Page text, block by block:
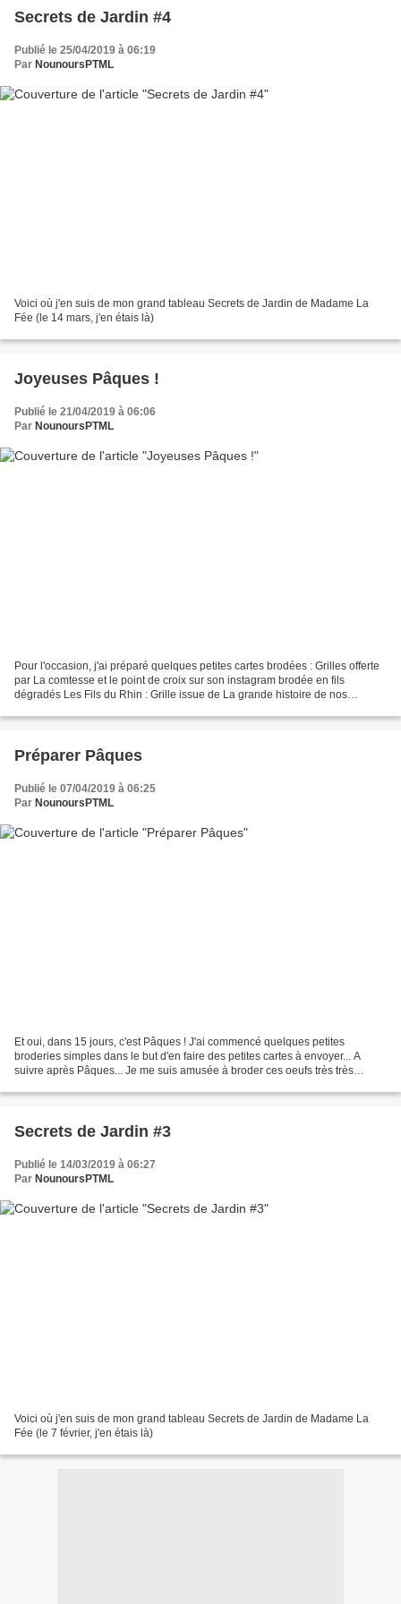
Secrets de Jardin #4
Publié le 25/04/2019 à 06:19
Par NounoursPTML
Voici où j'en suis de mon grand tableau Secrets de Jardin de Madame La
Fée (le 14 mars, j'en étais là)
Joyeuses Pâques !
Publié le 21/04/2019 à 06:06
Par NounoursPTML
Pour l'occasion, j'ai préparé quelques petites cartes brodées : Grilles offerte
par La comtesse et le point de croix sur son instagram brodée en fils
dégradés Les Fils du Rhin : Grille issue de La grande histoire de nos
Préparer Pâques
Publié le 07/04/2019 à 06:25
Par NounoursPTML
Et oui, dans 15 jours, c'est Pâques ! J'ai commencé quelques petites
broderies simples dans le but d'en faire des petites cartes à envoyer... A
suivre après Pâques... Je me suis amusée à broder ces oeufs très très
Secrets de Jardin #3
Publié le 14/03/2019 à 06:27
Par NounoursPTML
Voici où j'en suis de mon grand tableau Secrets de Jardin de Madame La
Fée (le 7 février, j'en étais là)